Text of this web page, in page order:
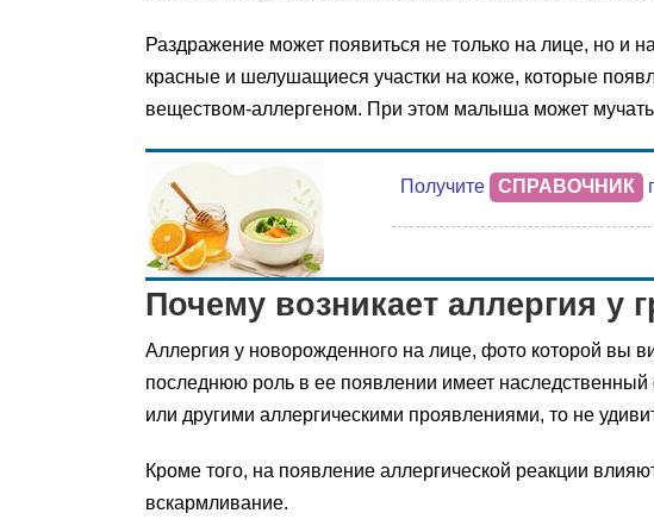
Раздражение может появиться не только на лице, но и
красные и шелушащиеся участки на коже, которые
веществом-аллергеном. При этом малыша может мучать
Получите СПРАВОЧНИК
Почему возникает аллергия у
Аллергия у новорожденного на лице, фото которой вы
последнюю роль в ее появлении имеет
или другими аллергическими проявлениями, то не
Кроме того, на появление аллергической реакции
вскармливание.